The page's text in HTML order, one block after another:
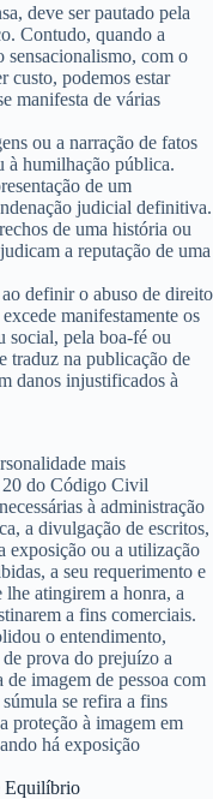
deve ser pautado pela
Contudo, quando a
sensacionalismo, com o
custo, podemos estar
manifesta de várias
ou a narração de fatos
humilhação pública.
de um
judicial definitiva.
de uma história ou
a reputação de uma
definir o abuso de direito
manifestamente os
social, pela boa-fé ou
traduz na publicação de
danos injustificados à
mais
20 do Código Civil
à administração
a divulgação de escritos,
exposição ou a utilização
a seu requerimento e
lhe atingirem a honra, a
a fins comerciais.
o entendimento,
prova do prejuízo a
imagem de pessoa com
se refira a fins
proteção à imagem em
há exposição
Equilíbrio